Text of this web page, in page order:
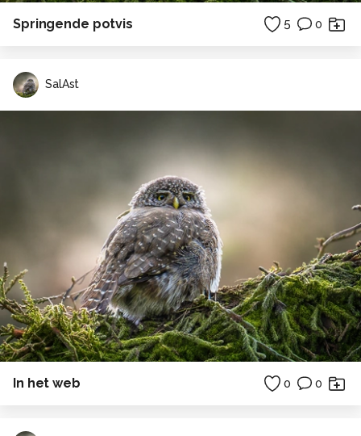
Springende potvis 5 0
SalAst
In het web 0 0